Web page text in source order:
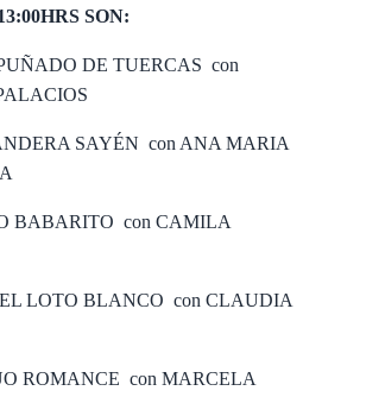
SON:
DE TUERCAS con
SAYÉN con ANA MARIA
BABARITO con CAMILA
LOTO BLANCO con CLAUDIA
ROMANCE con MARCELA